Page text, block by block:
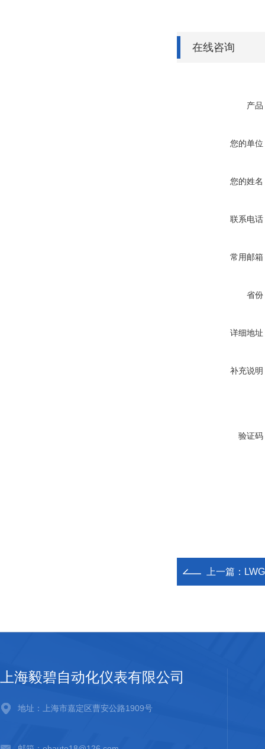
在线咨询
产品
您的单位
您的姓名
联系电话
常用邮箱
省份
详细地址
补充说明
验证码
上一篇：
上海毅碧自动化仪表有限公司
地址：上海市嘉定区曹安公路1909号